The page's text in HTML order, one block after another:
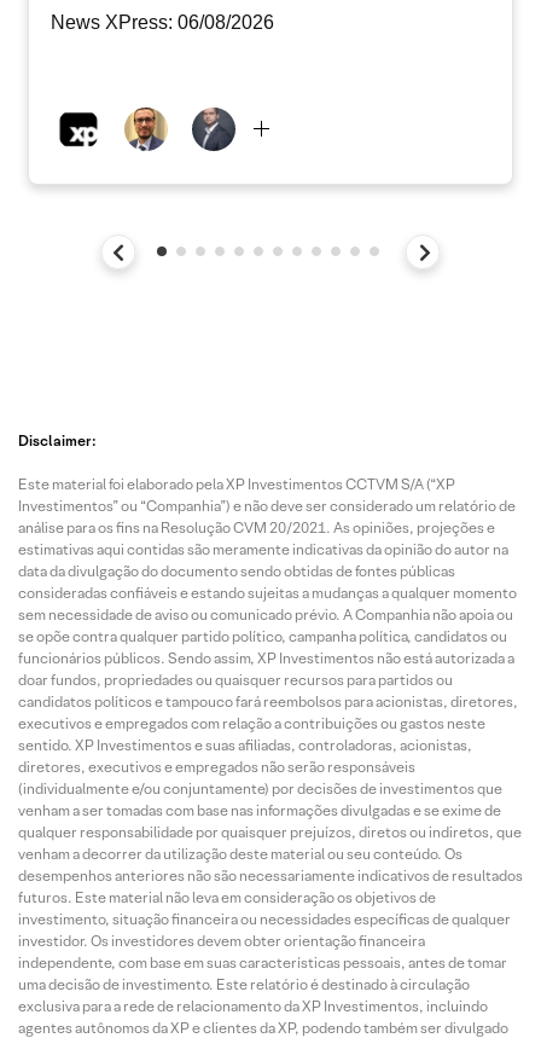
News XPress: 06/08/2026
Disclaimer:
Este material foi elaborado pela XP Investimentos CCTVM S/A (“XP
Investimentos” ou “Companhia”) e não deve ser considerado um relatório de
análise para os fins na Resolução CVM 20/2021. As opiniões, projeções e
estimativas aqui contidas são meramente indicativas da opinião do autor na
data da divulgação do documento sendo obtidas de fontes públicas
consideradas confiáveis e estando sujeitas a mudanças a qualquer momento
sem necessidade de aviso ou comunicado prévio. A Companhia não apoia ou
se opõe contra qualquer partido político, campanha política, candidatos ou
funcionários públicos. Sendo assim, XP Investimentos não está autorizada a
doar fundos, propriedades ou quaisquer recursos para partidos ou
candidatos políticos e tampouco fará reembolsos para acionistas, diretores,
executivos e empregados com relação a contribuições ou gastos neste
sentido. XP Investimentos e suas afiliadas, controladoras, acionistas,
diretores, executivos e empregados não serão responsáveis
(individualmente e/ou conjuntamente) por decisões de investimentos que
venham a ser tomadas com base nas informações divulgadas e se exime de
qualquer responsabilidade por quaisquer prejuízos, diretos ou indiretos, que
venham a decorrer da utilização deste material ou seu conteúdo. Os
desempenhos anteriores não são necessariamente indicativos de resultados
futuros. Este material não leva em consideração os objetivos de
investimento, situação financeira ou necessidades específicas de qualquer
investidor. Os investidores devem obter orientação financeira
independente, com base em suas características pessoais, antes de tomar
uma decisão de investimento. Este relatório é destinado à circulação
exclusiva para a rede de relacionamento da XP Investimentos, incluindo
agentes autônomos da XP e clientes da XP, podendo também ser divulgado